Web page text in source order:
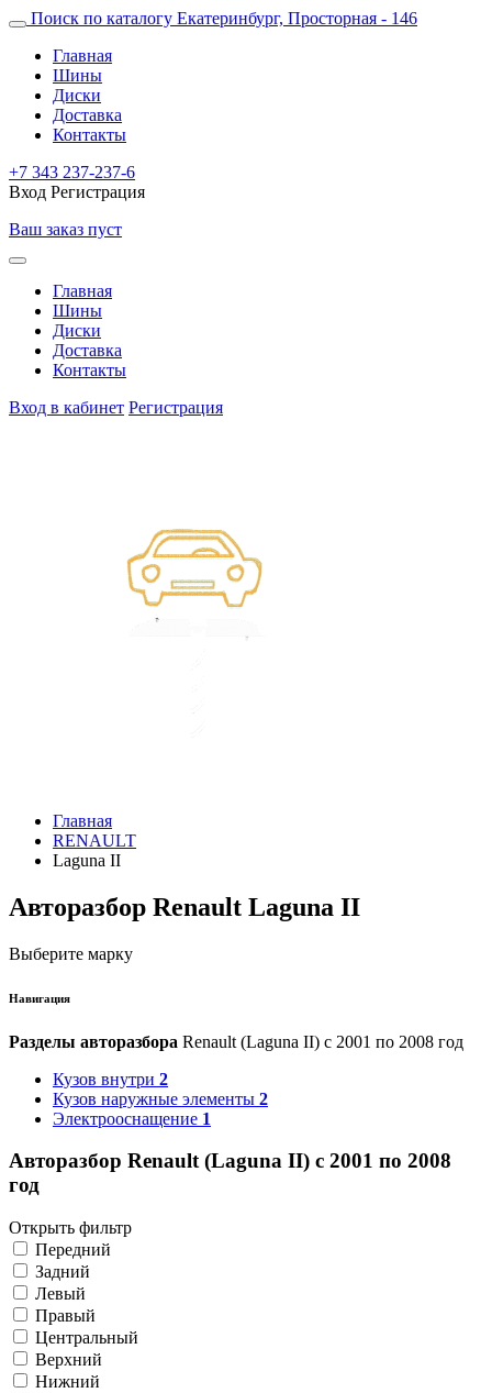
Поиск по каталогу Екатеринбург, Просторная - 146
Главная
Шины
Диски
Доставка
Контакты
+7 343 237-237-6
Вход Регистрация
Ваш заказ пуст
Главная
Шины
Диски
Доставка
Контакты
Вход в кабинет Регистрация
Главная
RENAULT
Laguna II
Авторазбор Renault Laguna II
Выберите марку
Навигация
Разделы авторазбора Renault (Laguna II) с 2001 по 2008 год
Кузов внутри 2
Кузов наружные элементы 2
Электрооснащение 1
Авторазбор Renault (Laguna II) с 2001 по 2008
год
Открыть фильтр
Передний
Задний
Левый
Правый
Центральный
Верхний
Нижний